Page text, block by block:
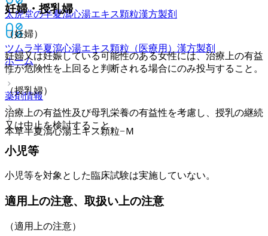
太虎堂の半夏瀉心湯エキス顆粒漢方製剤
ツムラ半夏瀉心湯エキス顆粒（医療用） 漢方製剤
ホーム
薬剤情報
本草半夏瀉心湯エキス顆粒−Ｍ
妊婦・授乳婦
（妊婦）
妊婦又は妊娠している可能性のある女性には、治療上の有益
性が危険性を上回ると判断される場合にのみ投与すること。
（授乳婦）
治療上の有益性及び母乳栄養の有益性を考慮し、授乳の継続
又は中止を検討すること。
小児等
小児等を対象とした臨床試験は実施していない。
適用上の注意、取扱い上の注意
（適用上の注意）